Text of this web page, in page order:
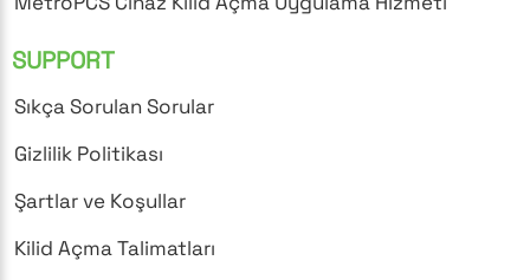
SUPPORT
Sıkça Sorulan Sorular
Gizlilik Politikası
Şartlar ve Koşullar
Kilid Açma Talimatları